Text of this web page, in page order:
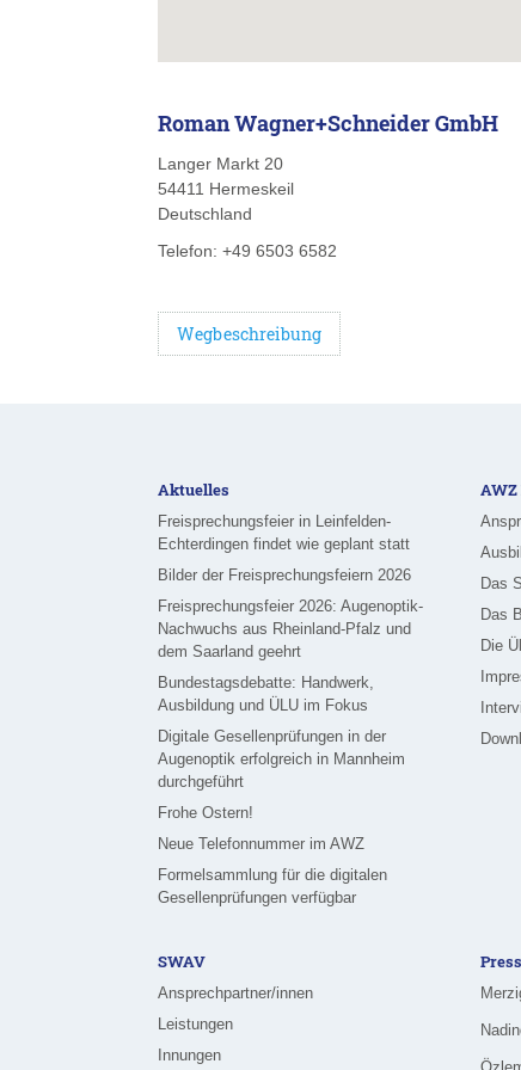
Roman Wagner+Schneider GmbH
Langer Markt 20
54411 Hermeskeil
Deutschland
Telefon: +49 6503 6582
Wegbeschreibung
Aktuelles
Freisprechungsfeier in Leinfelden-
Echterdingen findet wie geplant statt
Bilder der Freisprechungsfeiern 2026
Freisprechungsfeier 2026: Augenoptik-
Nachwuchs aus Rheinland-Pfalz und
dem Saarland geehrt
Bundestagsdebatte: Handwerk,
Ausbildung und ÜLU im Fokus
Digitale Gesellenprüfungen in der
Augenoptik erfolgreich in Mannheim
durchgeführt
Frohe Ostern!
Neue Telefonnummer im AWZ
Formelsammlung für die digitalen
Gesellenprüfungen verfügbar
Das
Das
Die
SWAV
Ansprechpartner/innen
Leistungen
Innungen